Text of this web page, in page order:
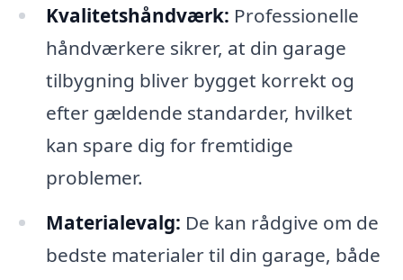
Kvalitetshåndværk: Professionelle
håndværkere sikrer, at din garage
tilbygning bliver bygget korrekt og
efter gældende standarder, hvilket
kan spare dig for fremtidige
problemer.
Materialevalg: De kan rådgive om de
bedste materialer til din garage, både